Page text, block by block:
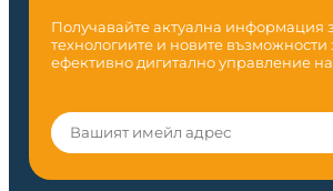
Получавайте актуална информация
технологиите и новите възможности
ефективно дигитално управление